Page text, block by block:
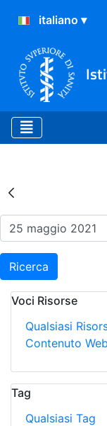
Risultati
Ricerca
Voci Risorse
Qualsiasi
Contenuto Web
Tag
Qualsiasi Tag